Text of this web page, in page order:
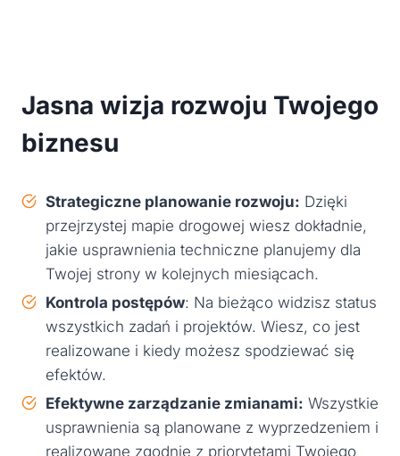
Jasna wizja rozwoju Twojego
biznesu
Strategiczne planowanie rozwoju: Dzięki
przejrzystej mapie drogowej wiesz dokładnie,
jakie usprawnienia techniczne planujemy dla
Twojej strony w kolejnych miesiącach.
Kontrola postępów: Na bieżąco widzisz status
wszystkich zadań i projektów. Wiesz, co jest
realizowane i kiedy możesz spodziewać się
efektów.
Efektywne zarządzanie zmianami: Wszystkie
usprawnienia są planowane z wyprzedzeniem i
realizowane zgodnie z priorytetami Twojego